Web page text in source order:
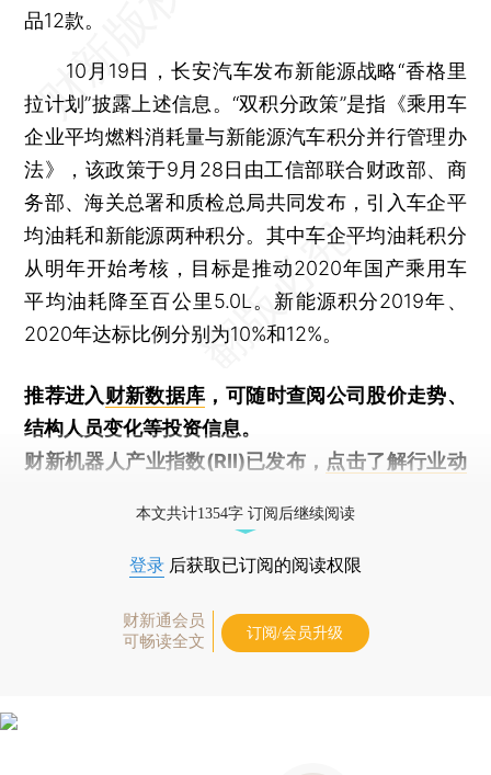
品12款。
10月19日，长安汽车发布新能源战略“香格里
拉计划”披露上述信息。“双积分政策”是指《乘用车
企业平均燃料消耗量与新能源汽车积分并行管理办
法》，该政策于9月28日由工信部联合财政部、商
务部、海关总署和质检总局共同发布，引入车企平
均油耗和新能源两种积分。其中车企平均油耗积分
从明年开始考核，目标是推动2020年国产乘用车
平均油耗降至百公里5.0L。新能源积分2019年、
2020年达标比例分别为10%和12%。
推荐进入财新数据库 ，可随时查阅公司股价走势、
结构人员变化等投资信息。
财新机器人产业指数(RII)已发布， 点击了解行业动
本文共计1354字 订阅后继续阅读
登录 后获取已订阅的阅读权限
财新通会员
可畅读全文
订阅/会员升级